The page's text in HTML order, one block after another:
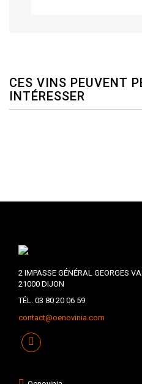
CES VINS PEUVENT
INTÉRESSER
2 IMPASSE GÉNÉRAL GEORGES
21000 DIJON
TÉL. 03 80 20 06 59
contact@oenovinia.com